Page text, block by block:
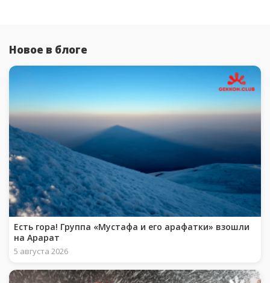
Новое в блоге
Есть гора! Группа «Мустафа и его арафатки» взошли
на Арарат
5 августа 2026